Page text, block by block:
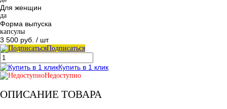
Для женщин
да
Форма выпуска
капсулы
3 500 руб. / шт
Подписаться
Купить в 1 клик
Недоступно
ОПИСАНИЕ ТОВАРА